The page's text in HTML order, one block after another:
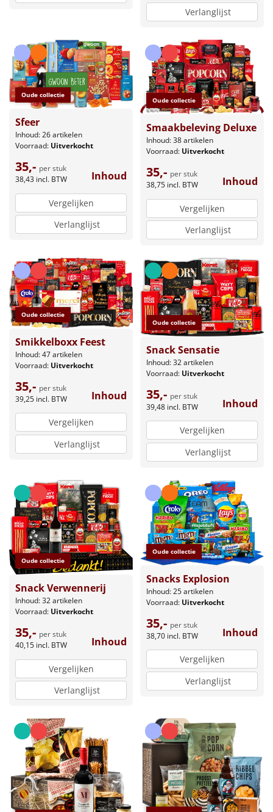
Verlanglijst
Oude collectie
Sfeer
Inhoud: 26 artikelen
Voorraad: Uitverkocht
35,- per stuk
38,43 incl. BTW Inhoud
Vergelijken
Verlanglijst
Oude collectie
Smaakbeleving Deluxe
Inhoud: 38 artikelen
Voorraad: Uitverkocht
35,- per stuk
38,75 incl. BTW Inhoud
Vergelijken
Verlanglijst
Oude collectie
Smikkelboxx Feest
Inhoud: 47 artikelen
Voorraad: Uitverkocht
35,- per stuk
39,25 incl. BTW Inhoud
Vergelijken
Verlanglijst
Oude collectie
Snack Sensatie
Inhoud: 32 artikelen
Voorraad: Uitverkocht
35,- per stuk
39,48 incl. BTW Inhoud
Vergelijken
Verlanglijst
Oude collectie
Snack Verwennerij
Inhoud: 32 artikelen
Voorraad: Uitverkocht
35,- per stuk
40,15 incl. BTW Inhoud
Vergelijken
Verlanglijst
Oude collectie
Snacks Explosion
Inhoud: 25 artikelen
Voorraad: Uitverkocht
35,- per stuk
38,70 incl. BTW Inhoud
Vergelijken
Verlanglijst